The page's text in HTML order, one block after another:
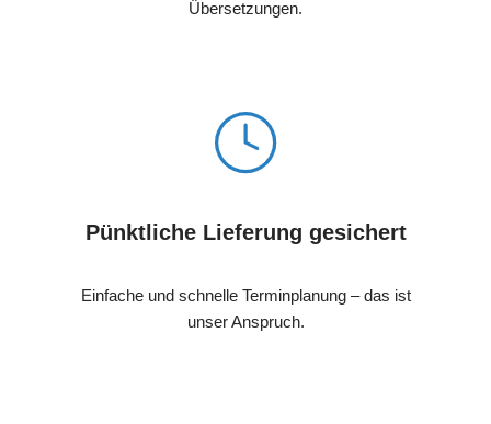
Übersetzungen.
Pünktliche Lieferung gesichert
Einfache und schnelle Terminplanung – das ist
unser Anspruch.